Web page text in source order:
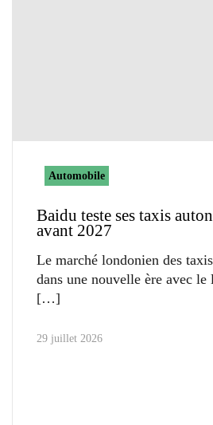
Automobile
Baidu teste ses taxis
avant 2027
Le marché londonien des
dans une nouvelle ère avec le
29 juillet 2026